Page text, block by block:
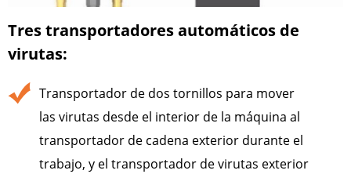
Tres transportadores automáticos de
virutas:
Transportador de dos tornillos para mover
las virutas desde el interior de la máquina al
transportador de cadena exterior durante el
trabajo, y el transportador de virutas exterior